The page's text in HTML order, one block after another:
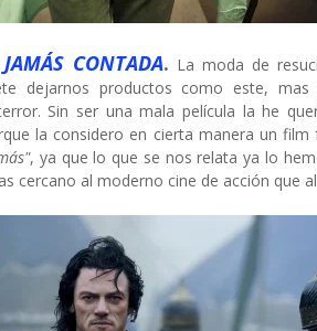
CONTADA. La moda de
dejarnos productos como este,
Sin ser una mala película la he
la considero en cierta manera un
, ya que lo que se nos relata ya lo
cercano al moderno cine de acción que